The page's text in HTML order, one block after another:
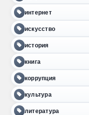
интернет
искусство
история
книга
коррупция
культура
литература